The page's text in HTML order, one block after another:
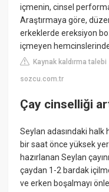
içmenin, cinsel
Araştırmaya göre,
erkeklerde ereksiyon
içmeyen
Kaynak kaldırma talebi
sozcu.com.tr
Çay cinselliği
Seylan adasındaki halk
bir saat önce yüksek
hazırlanan Seylan
çaydan 1-2 bardak
ve erken boşalmayı